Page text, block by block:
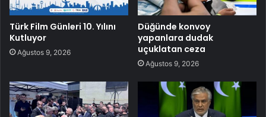
Türk Film Günleri 10. Yılını
Kutluyor
Ağustos 9, 2026
Düğünde konvoy
yapanlara dudak
uçuklatan ceza
Ağustos 9, 2026